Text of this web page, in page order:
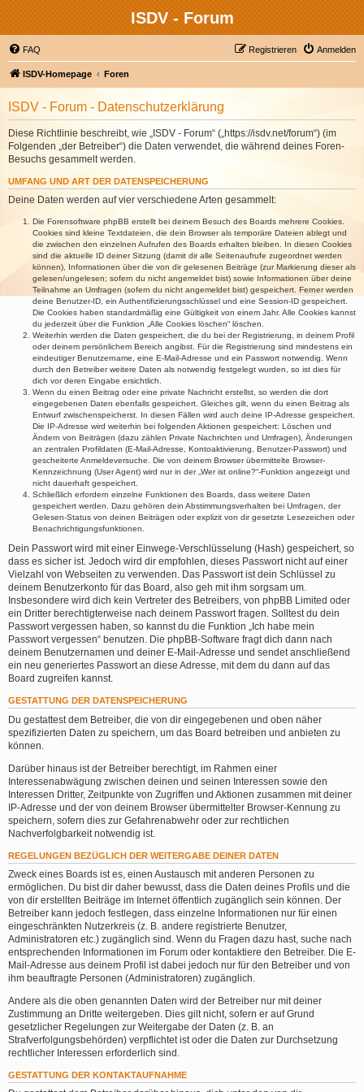
ISDV - Forum
FAQ Anmelden
Registrieren
ISDV-Homepage Foren
ISDV - Forum - Datenschutzerklärung
Diese Richtlinie beschreibt, wie „ISDV - Forum“ („https://isdv.net/forum“) (im
Folgenden „der Betreiber“) die Daten verwendet, die während deines Foren-
Besuchs gesammelt werden.
UMFANG UND ART DER DATENSPEICHERUNG
Deine Daten werden auf vier verschiedene Arten gesammelt:
Die Forensoftware phpBB erstellt bei deinem Besuch des Boards mehrere Cookies.
Cookies sind kleine Textdateien, die dein Browser als temporäre Dateien ablegt und
die zwischen den einzelnen Aufrufen des Boards erhalten bleiben. In diesen Cookies
sind die aktuelle ID deiner Sitzung (damit dir alle Seitenaufrufe zugeordnet werden
können), Informationen über die von dir gelesenen Beiträge (zur Markierung dieser als
gelesen/ungelesen; sofern du nicht angemeldet bist) sowie Informationen über deine
Teilnahme an Umfragen (sofern du nicht angemeldet bist) gespeichert. Ferner werden
deine Benutzer-ID, ein Authentifizierungsschlüssel und eine Session-ID gespeichert.
Die Cookies haben standardmäßig eine Gültigkeit von einem Jahr. Alle Cookies kannst
du jederzeit über die Funktion „Alle Cookies löschen“ löschen.
Weiterhin werden die Daten gespeichert, die du bei der Registrierung, in deinem Profil
oder deinem persönlichem Bereich angibst. Für die Registrierung sind mindestens ein
eindeutiger Benutzername, eine E-Mail-Adresse und ein Passwort notwendig. Wenn
durch den Betreiber weitere Daten als notwendig festgelegt wurden, so ist dies für
dich vor deren Eingabe ersichtlich.
Wenn du einen Beitrag oder eine private Nachricht erstellst, so werden die dort
eingegebenen Daten ebenfalls gespeichert. Gleiches gilt, wenn du einen Beitrag als
Entwurf zwischenspeicherst. In diesen Fällen wird auch deine IP-Adresse gespeichert.
Die IP-Adresse wird weiterhin bei folgenden Aktionen gespeichert: Löschen und
Ändern von Beiträgen (dazu zählen Private Nachrichten und Umfragen), Änderungen
an zentralen Profildaten (E-Mail-Adresse, Kontoaktivierung, Benutzer-Passwort) und
gescheiterte Anmeldeversuche. Die von deinem Browser übermittelte Browser-
Kennzeichnung (User Agent) wird nur in der „Wer ist online?“-Funktion angezeigt und
nicht dauerhaft gespeichert.
Schließlich erfordern einzelne Funktionen des Boards, dass weitere Daten
gespeichert werden. Dazu gehören dein Abstimmungsverhalten bei Umfragen, der
Gelesen-Status von deinen Beiträgen oder explizit von dir gesetzte Lesezeichen oder
Benachrichtigungsfunktionen.
Dein Passwort wird mit einer Einwege-Verschlüsselung (Hash) gespeichert, so
dass es sicher ist. Jedoch wird dir empfohlen, dieses Passwort nicht auf einer
Vielzahl von Webseiten zu verwenden. Das Passwort ist dein Schlüssel zu
deinem Benutzerkonto für das Board, also geh mit ihm sorgsam um.
Insbesondere wird dich kein Vertreter des Betreibers, von phpBB Limited oder
ein Dritter berechtigterweise nach deinem Passwort fragen. Solltest du dein
Passwort vergessen haben, so kannst du die Funktion „Ich habe mein
Passwort vergessen“ benutzen. Die phpBB-Software fragt dich dann nach
deinem Benutzernamen und deiner E-Mail-Adresse und sendet anschließend
ein neu generiertes Passwort an diese Adresse, mit dem du dann auf das
Board zugreifen kannst.
GESTATTUNG DER DATENSPEICHERUNG
Du gestattest dem Betreiber, die von dir eingegebenen und oben näher
spezifizierten Daten zu speichern, um das Board betreiben und anbieten zu
können.
Darüber hinaus ist der Betreiber berechtigt, im Rahmen einer
Interessenabwägung zwischen deinen und seinen Interessen sowie den
Interessen Dritter, Zeitpunkte von Zugriffen und Aktionen zusammen mit deiner
IP-Adresse und der von deinem Browser übermittelter Browser-Kennung zu
speichern, sofern dies zur Gefahrenabwehr oder zur rechtlichen
Nachverfolgbarkeit notwendig ist.
REGELUNGEN BEZÜGLICH DER WEITERGABE DEINER DATEN
Zweck eines Boards ist es, einen Austausch mit anderen Personen zu
ermöglichen. Du bist dir daher bewusst, dass die Daten deines Profils und die
von dir erstellten Beiträge im Internet öffentlich zugänglich sein können. Der
Betreiber kann jedoch festlegen, dass einzelne Informationen nur für einen
eingeschränkten Nutzerkreis (z. B. andere registrierte Benutzer,
Administratoren etc.) zugänglich sind. Wenn du Fragen dazu hast, suche nach
entsprechenden Informationen im Forum oder kontaktiere den Betreiber. Die E-
Mail-Adresse aus deinem Profil ist dabei jedoch nur für den Betreiber und von
ihm beauftragte Personen (Administratoren) zugänglich.
Andere als die oben genannten Daten wird der Betreiber nur mit deiner
Zustimmung an Dritte weitergeben. Dies gilt nicht, sofern er auf Grund
gesetzlicher Regelungen zur Weitergabe der Daten (z. B. an
Strafverfolgungsbehörden) verpflichtet ist oder die Daten zur Durchsetzung
rechtlicher Interessen erforderlich sind.
GESTATTUNG DER KONTAKTAUFNAHME